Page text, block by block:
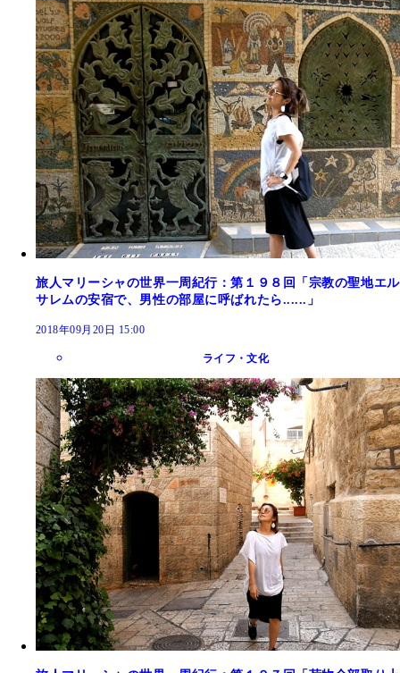
旅人マリーシャの世界一周紀行：第１９８回「宗教の聖地エル
サレムの安宿で、男性の部屋に呼ばれたら......」
2018年09月20日 15:00
ライフ・文化